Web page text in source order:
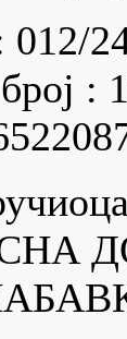
012/
: